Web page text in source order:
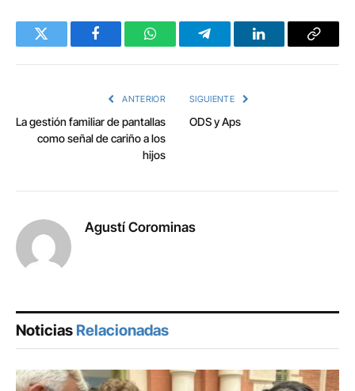
Twitter FacebookWhatsAppTelegramLinkedInCopy
ANTERIOR
La gestión familiar de pantallas
como señal de cariño a los
hijos
SIGUIENTE
ODS y Aps
Agustí Corominas
Noticias Relacionadas